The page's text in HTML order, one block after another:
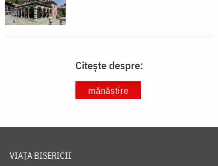
Citește despre:
mănăstire
VIAȚA BISERICII